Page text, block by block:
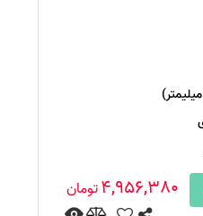
4,956,380تومان